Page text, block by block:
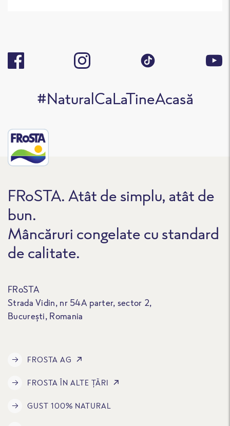
#NaturalCaLaTineAcasă
FRoSTA. Atât de simplu, atât de
bun.
Mâncăruri congelate cu standard
de calitate.
FRoSTA
Strada Vidin, nr 54A parter, sector 2,
București, Romania
FROSTA AG
FROSTA ÎN ALTE ȚĂRI
GUST 100% NATURAL